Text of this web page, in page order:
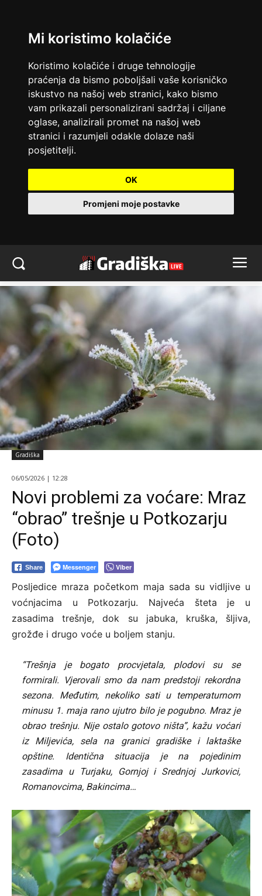
Mi koristimo kolačiće
Koristimo kolačiće i druge tehnologije
praćenja da bismo poboljšali vaše korisničko
iskustvo na našoj web stranici, kako bismo
vam prikazali personalizirani sadržaj i ciljane
oglase, analizirali promet na našoj web
stranici i razumjeli odakle dolaze naši
posjetitelji.
OK
Promjeni moje postavke
Gradiška
06/05/2026 | 12:28
Novi problemi za voćare: Mraz
“obrao” trešnje u Potkozarju
(Foto)
Share Messenger Viber
Posljedice mraza početkom maja sada su vidljive u
voćnjacima u Potkozarju. Najveća šteta je u
zasadima trešnje, dok su jabuka, kruška, šljiva,
grožđe i drugo voće u boljem stanju.
“Trešnja je bogato procvjetala, plodovi su se
formirali. Vjerovali smo da nam predstoji rekordna
sezona. Međutim, nekoliko sati u temperaturnom
minusu 1. maja rano ujutro bilo je pogubno. Mraz je
obrao trešnju. Nije ostalo gotovo ništa”, kažu voćari
iz Miljevića, sela na granici gradiške i laktaške
opštine. Identična situacija je na pojedinim
zasadima u Turjaku, Gornjoj i Srednjoj Jurkovici,
Romanovcima, Bakincima…